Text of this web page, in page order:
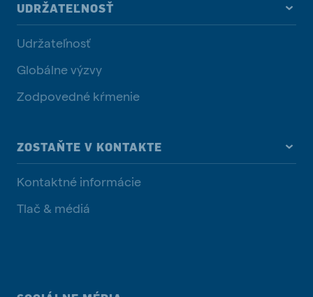
UDRŽATEĽNOSŤ
Udržateľnosť
Globálne výzvy
Zodpovedné kŕmenie
ZOSTAŇTE V KONTAKTE
Kontaktné informácie
Tlač & médiá